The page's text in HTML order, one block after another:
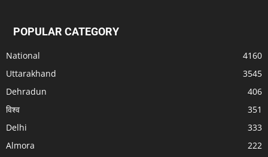
POPULAR CATEGORY
National
4160
Uttarakhand
3545
Dehradun
406
विश्व
351
Delhi
333
Almora
222